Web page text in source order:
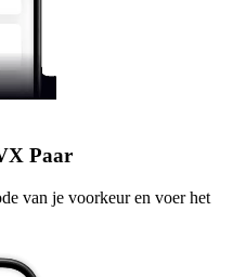
Paar
van je voorkeur en voer het